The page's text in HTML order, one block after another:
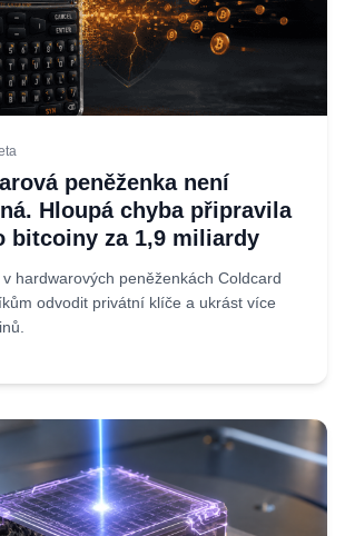
peněženka není
Hloupá chyba připravila
bitcoiny za 1,9 miliardy
hardwarových peněženkách Coldcard
odvodit privátní klíče a ukrást více